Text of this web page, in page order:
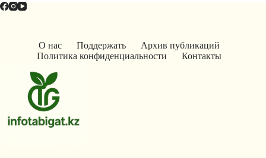
О нас Поддержать
Архив публикаций
Политика конфиденциальности
Контакты